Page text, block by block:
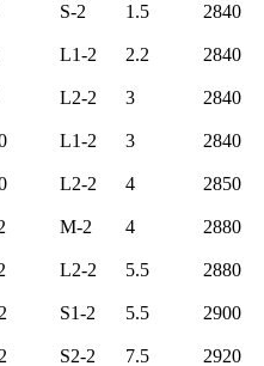
S-2 1.5 2840
L1-2 2.2 2840
L2-2 3 2840
L1-2 3 2840
L2-2 4 2850
M-2 4 2880
L2-2 5.5 2880
S1-2 5.5 2900
S2-2 7.5 2920